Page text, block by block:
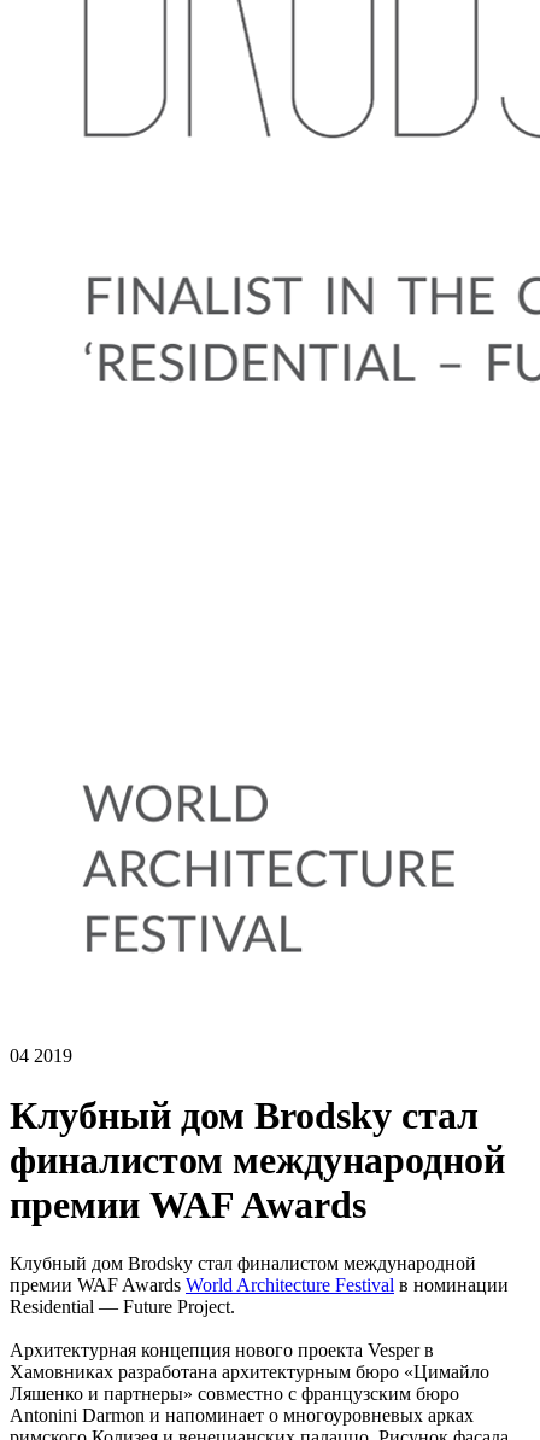
04 2019
Клубный дом Brodsky стал
финалистом международной
премии WAF Awards
Клубный дом Brodsky стал финалистом международной
премии WAF Awards World Architecture Festival в номинации
Residential — Future Project.
Архитектурная концепция нового проекта Vesper в
Хамовниках разработана архитектурным бюро «Цимайло
Ляшенко и партнеры» совместно с французским бюро
Antonini Darmon и напоминает о многоуровневых арках